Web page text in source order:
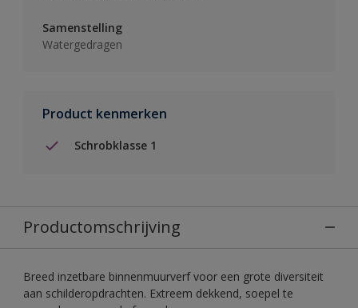
Samenstelling
Watergedragen
Product kenmerken
Schrobklasse 1
Productomschrijving
Breed inzetbare binnenmuurverf voor een grote diversiteit
aan schilderopdrachten. Extreem dekkend, soepel te